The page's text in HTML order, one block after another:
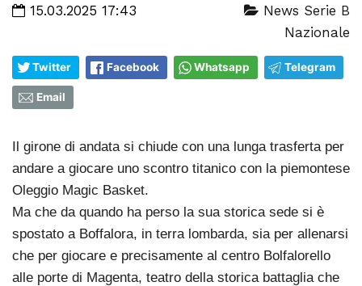
15.03.2025 17:43
News Serie B
Nazionale
Twitter Facebook Whatsapp Telegram
Email
Il girone di andata si chiude con una lunga trasferta per
andare a giocare uno scontro titanico con la piemontese
Oleggio Magic Basket.
Ma che da quando ha perso la sua storica sede si è
spostato a Boffalora, in terra lombarda, sia per allenarsi
che per giocare e precisamente al centro Bolfalorello
alle porte di Magenta, teatro della storica battaglia che